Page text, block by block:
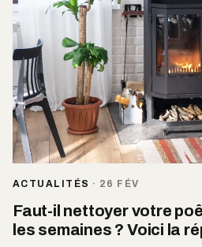
ACTUALITÉS · 26 FÉV
Faut-il nettoyer votre
les semaines ? Voici la